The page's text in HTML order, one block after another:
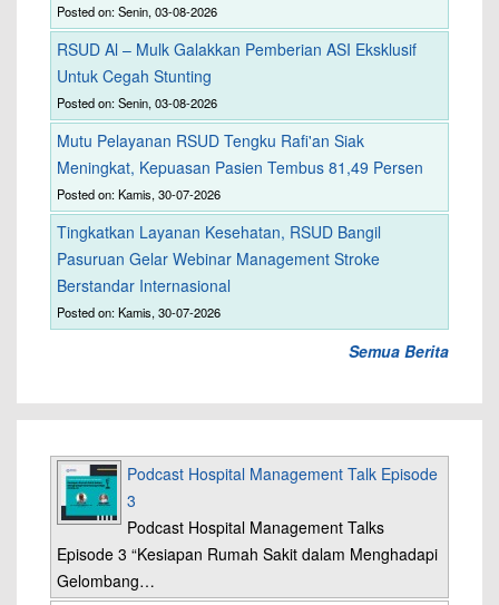
Posted on: Senin, 03-08-2026
RSUD Al – Mulk Galakkan Pemberian ASI Eksklusif
Untuk Cegah Stunting
Posted on: Senin, 03-08-2026
Mutu Pelayanan RSUD Tengku Rafi'an Siak
Meningkat, Kepuasan Pasien Tembus 81,49 Persen
Posted on: Kamis, 30-07-2026
Tingkatkan Layanan Kesehatan, RSUD Bangil
Pasuruan Gelar Webinar Management Stroke
Berstandar Internasional
Posted on: Kamis, 30-07-2026
Semua Berita
Podcast Hospital Management Talk Episode
3
Podcast Hospital Management Talks
Episode 3 “Kesiapan Rumah Sakit dalam Menghadapi
Gelombang…